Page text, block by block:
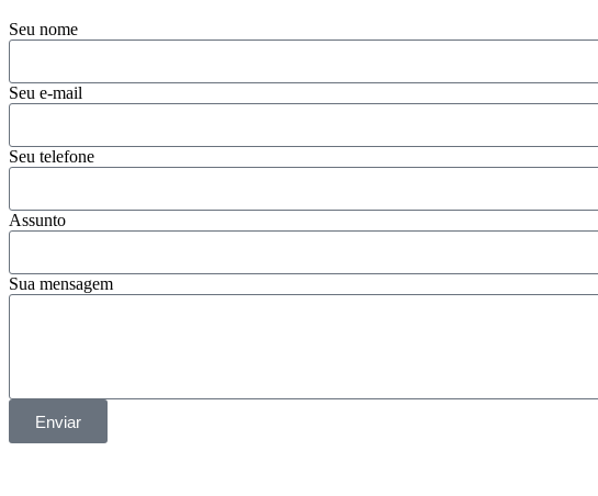
Seu nome
Seu e-mail
Seu telefone
Assunto
Sua mensagem
Enviar